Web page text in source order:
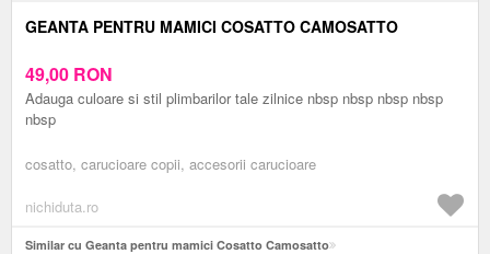
GEANTA PENTRU MAMICI COSATTO CAMOSATTO
49,00 RON
Adauga culoare si stil plimbarilor tale zilnice nbsp nbsp nbsp nbsp
nbsp
cosatto, carucioare copii, accesorii carucioare
nichiduta.ro
Similar cu Geanta pentru mamici Cosatto Camosatto